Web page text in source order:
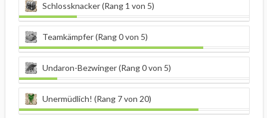
Schlossknacker (Rang 1 von 5)
Teamkämpfer (Rang 0 von 5)
Undaron-Bezwinger (Rang 0 von 5)
Unermüdlich! (Rang 7 von 20)